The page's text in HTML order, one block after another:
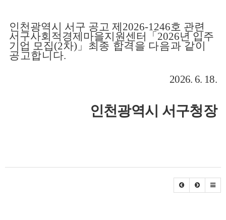
인천광역시 서구 공고 제2026-1246호 관련
서구사회적경제마을지원센터 「 2026년 입주
기업 모집(2차) 」 최종 합격을 다음과 같이
공고합니다.
2026. 6. 18.
인천광역시 서구청장